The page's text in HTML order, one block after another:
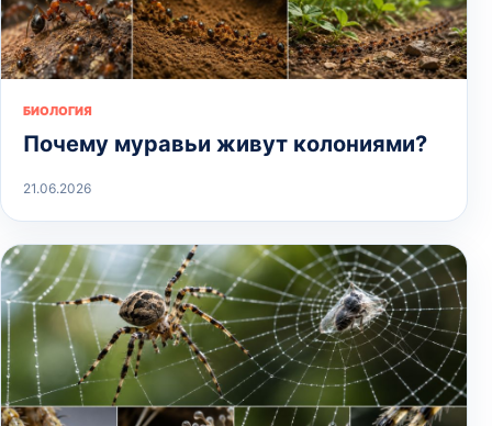
БИОЛОГИЯ
Почему муравьи живут колониями?
21.06.2026